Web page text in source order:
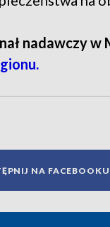
nadawczy w
NA FACEBOOKU